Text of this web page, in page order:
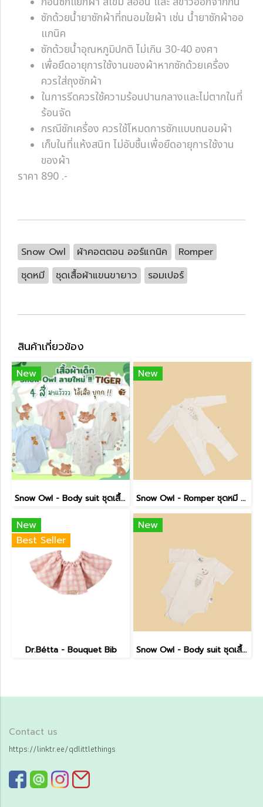
ซักด้วยน้ำยาซักผ้าที่ถนอมใยผ้า เช่น น้ำยาซักผ้าออ
แกนิค
ซักด้วยน้ำอุณหภูมิปกติ ไม่เกิน 30-40 องศา
เพื่อยืดอายุการใช้งานของผ้าหากซักด้วยเครื่อง
ควรใส่ถุงซักผ้า
ในการรีดควรใช้ความร้อนปานกลางและไม่ตากในที่
ร้อนจัด
กรณีซักเครื่อง ควรใช้โหมดการซักแบบถนอมผ้า
เก็บในที่แห้งสนิท ไม่อับชื้นเพื่อยืดอายุการใช้งาน
ของผ้า
ราคา 890 .-
Snow Owl ผ้าคอตตอน ออร์แกนิค
Romper
ชุดหมี
ชุดเสื้อผ้าแขนขายาว รอมเปอร์
สินค้าเกี่ยวข้อง
New
Snow Owl - Body suit ชุดเสื้อผ้าบอดี้สูท ลาย Tiger
New
Snow Owl - Romper ชุดหมี แขนยาว ขายาว ลาย OWL
New
Best Seller
Dr.Bétta - Bouquet Bib
New
Snow Owl - Body suit ชุดเสื้อผ้าบอดี้สูท ลาย OWL
Contact us
https://linktr.ee/qdlittlethings